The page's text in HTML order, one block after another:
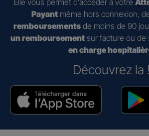
Elle vous permet d’accéder à votre
Payant même hors connexion,
remboursements de moins de 90
un remboursement sur facture ou de
en charge
Découvrez la !